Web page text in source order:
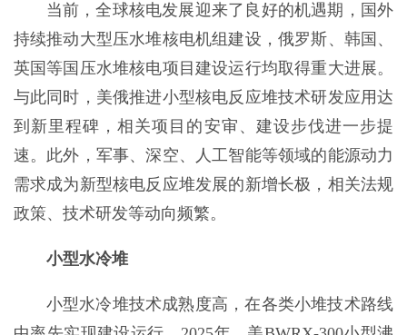
当前，全球核电发展迎来了良好的机遇期，国外
持续推动大型压水堆核电机组建设，俄罗斯、韩国、
英国等国压水堆核电项目建设运行均取得重大进展。
与此同时，美俄推进小型核电反应堆技术研发应用达
到新里程碑，相关项目的安审、建设步伐进一步提
速。此外，军事、深空、人工智能等领域的能源动力
需求成为新型核电反应堆发展的新增长极，相关法规
政策、技术研发等动向频繁。
小型水冷堆
小型水冷堆技术成熟度高，在各类小堆技术路线